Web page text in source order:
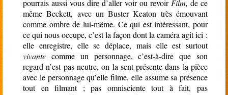
pourrais aussi vous dire d’aller voir ou revoirFilm, de ce
même Beckett, avec un Buster Keaton très émouvant
comme ombre de lui-même. Ce qui est intéressant, pour
ce qui nous occupe, c’est la façon dont la caméra agit ici :
elle enregistre, elle se déplace, mais elle est surtout
vivante comme un personnage, c’est-à-dire que son
regard n’est pas neutre, on la sent présente dans la pièce
avec le personnage qu’elle filme, elle assume sa présence
tout en filmant ; pas omnisciente tout à fait, pas